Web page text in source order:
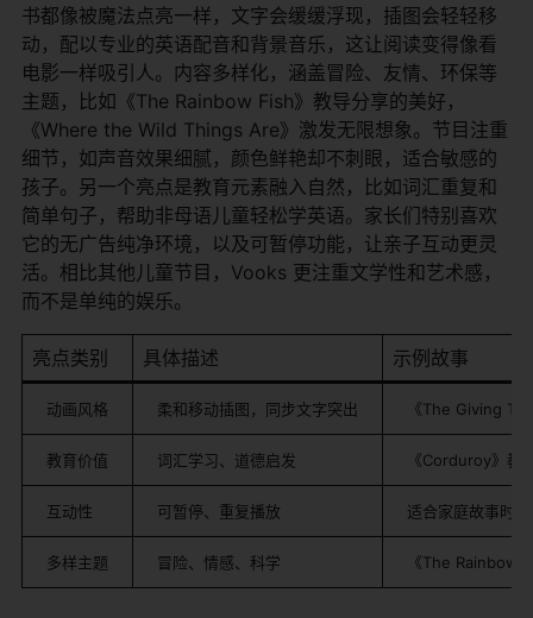
书都像被魔法点亮一样，文字会缓缓浮现，插图会轻轻移
动，配以专业的英语配音和背景音乐，这让阅读变得像看
电影一样吸引人。内容多样化，涵盖冒险、友情、环保等
主题，比如《The Rainbow Fish》教导分享的美好，
《Where the Wild Things Are》激发无限想象。节目注重
细节，如声音效果细腻，颜色鲜艳却不刺眼，适合敏感的
孩子。另一个亮点是教育元素融入自然，比如词汇重复和
简单句子，帮助非母语儿童轻松学英语。家长们特别喜欢
它的无广告纯净环境，以及可暂停功能，让亲子互动更灵
活。相比其他儿童节目，Vooks 更注重文学性和艺术感，
而不是单纯的娱乐。
亮点类别 具体描述 示例故事
动画风格 柔和移动插图，同步文字突出 《The Giving
教育价值 词汇学习、道德启发 《Corduroy》教
互动性 可暂停、重复播放 适合家庭故事时间
多样主题 冒险、情感、科学 《The Rainbow